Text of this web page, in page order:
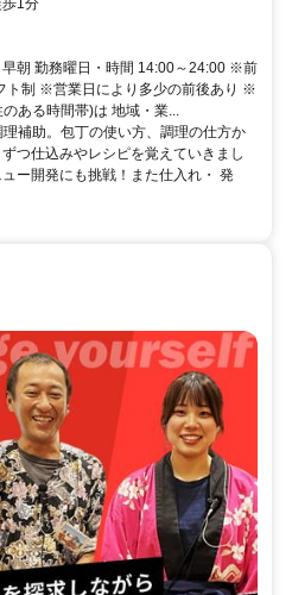
歩1分
朝 勤務曜日・時間 14:00～24:00 ※前
ト制 ※営業日により多少の前後あり ※
ある時間帯)は 地域・業...
補助。包丁の使い方、調理の仕方か
つ仕込みやレシピを覚えていきまし
ー開発にも挑戦！また仕入れ・ 発